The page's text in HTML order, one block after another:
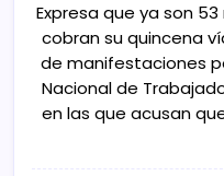
Expresa que ya son
cobran su quincena
de manifestaciones
Nacional de
en las que acusan